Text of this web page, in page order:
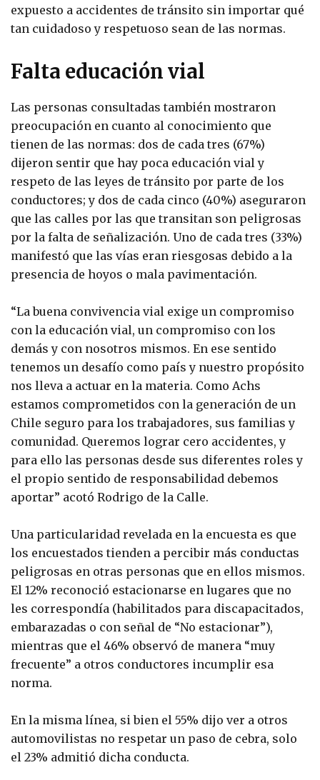
expuesto a accidentes de tránsito sin importar qué
tan cuidadoso y respetuoso sean de las normas.
Falta educación vial
Las personas consultadas también mostraron
preocupación en cuanto al conocimiento que
tienen de las normas: dos de cada tres (67%)
dijeron sentir que hay poca educación vial y
respeto de las leyes de tránsito por parte de los
conductores; y dos de cada cinco (40%) aseguraron
que las calles por las que transitan son peligrosas
por la falta de señalización. Uno de cada tres (33%)
manifestó que las vías eran riesgosas debido a la
presencia de hoyos o mala pavimentación.
“La buena convivencia vial exige un compromiso
con la educación vial, un compromiso con los
demás y con nosotros mismos. En ese sentido
tenemos un desafío como país y nuestro propósito
nos lleva a actuar en la materia. Como Achs
estamos comprometidos con la generación de un
Chile seguro para los trabajadores, sus familias y
comunidad. Queremos lograr cero accidentes, y
para ello las personas desde sus diferentes roles y
el propio sentido de responsabilidad debemos
aportar” acotó Rodrigo de la Calle.
Una particularidad revelada en la encuesta es que
los encuestados tienden a percibir más conductas
peligrosas en otras personas que en ellos mismos.
El 12% reconoció estacionarse en lugares que no
les correspondía (habilitados para discapacitados,
embarazadas o con señal de “No estacionar”),
mientras que el 46% observó de manera “muy
frecuente” a otros conductores incumplir esa
norma.
En la misma línea, si bien el 55% dijo ver a otros
automovilistas no respetar un paso de cebra, solo
el 23% admitió dicha conducta.